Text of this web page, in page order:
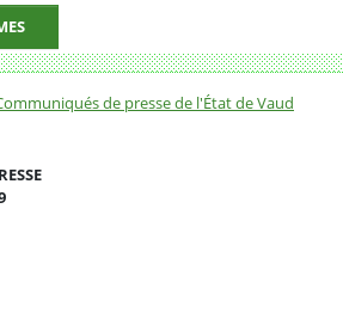
de presse de l'État de Vaud
intégrée et fonctionnelle